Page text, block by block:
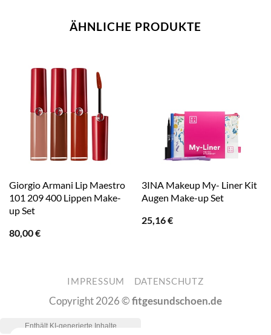
ÄHNLICHE PRODUKTE
Giorgio Armani Lip Maestro
101 209 400 Lippen Make-
up Set
80,00€
3INA Makeup My- Liner Kit
Augen Make-up Set
25,16€
IMPRESSUM DATENSCHUTZ
Copyright 2026 ©fitgesundschoen.de